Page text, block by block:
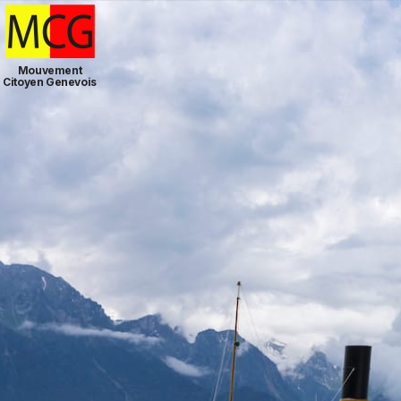
Mouvement
Citoyen Genevois